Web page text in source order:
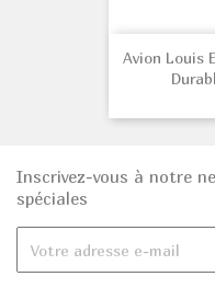
Avion Louis
Inscrivez-vous à notre
spéciales